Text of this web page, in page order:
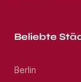
Beliebte
Berlin